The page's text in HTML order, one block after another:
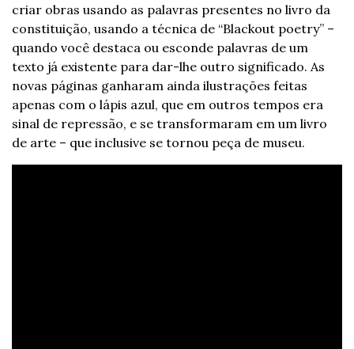
criar obras usando as palavras presentes no livro da
constituição, usando a técnica de “Blackout poetry” –
quando você destaca ou esconde palavras de um
texto já existente para dar-lhe outro significado. As
novas páginas ganharam ainda ilustrações feitas
apenas com o lápis azul, que em outros tempos era
sinal de repressão, e se transformaram em um livro
de arte – que inclusive se tornou peça de museu.